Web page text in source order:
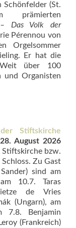
(St.
prämierten
– Das Volk der
Pérennou von
Orgelsommer
Er hat die
über 100
und Organisten
Stiftskirche
August 2026
bzw.
Zu Gast
sind am
10.7. Taras
de Vries
(Ungarn), am
7.8. Benjamin
(Frankreich)